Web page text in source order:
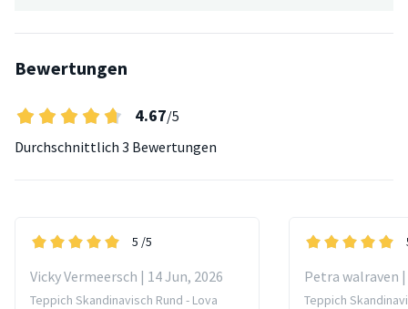
Bewertungen
4.67/5
Durchschnittlich 3 Bewertungen
5 /5
Vicky Vermeersch | 14 Jun, 2026
Teppich Skandinavisch Rund - Lova
Petra walraven |
Teppich